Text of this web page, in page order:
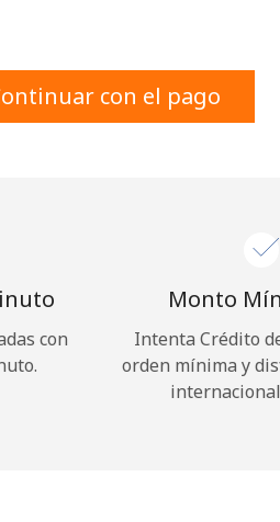
contacto para recibir nuestras
con el pago
con
Monto
Intenta Crédito
orden mínima y